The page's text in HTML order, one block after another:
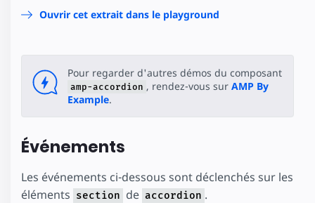
Ouvrir cet extrait dans le playground
Pour regarder d'autres démos du composant
amp-accordion , rendez-vous sur AMP By
Example.
Événements
Les événements ci-dessous sont déclenchés sur les
éléments section de accordion .